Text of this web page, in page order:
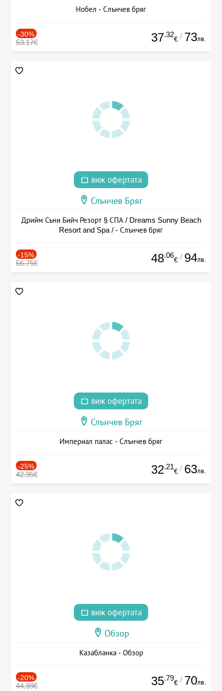
Нобел - Слънчев бряг
-30%
53.17€ 37.32
€ / 73лв.
виж офертата
Слънчев Бряг
Дрийм Съни Бийч Резорт § СПА / Dreams Sunny Beach
Resort and Spa / - Слънчев бряг
-15%
56.75€ 48.06
€ / 94лв.
виж офертата
Слънчев Бряг
Империал палас - Слънчев бряг
-25%
42.95€ 32.21
€ / 63лв.
виж офертата
Обзор
Казабланка - Обзор
-20%
44.99€ 35.79
€ / 70лв.